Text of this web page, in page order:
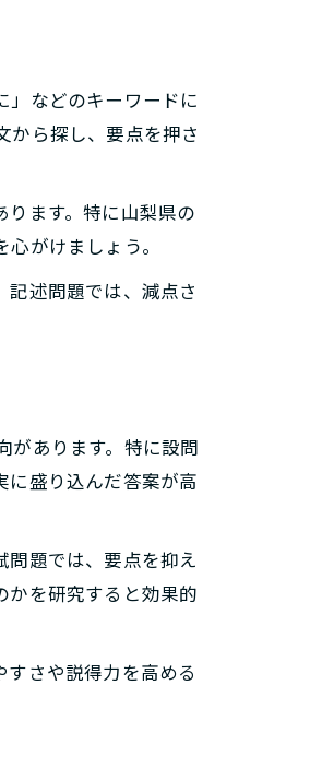
」などのキーワードに
から探し、要点を押さ
ます。特に山梨県の
がけましょう。
述問題では、減点さ
があります。特に設問
に盛り込んだ答案が高
問題では、要点を抑え
かを研究すると効果的
さや説得力を高める